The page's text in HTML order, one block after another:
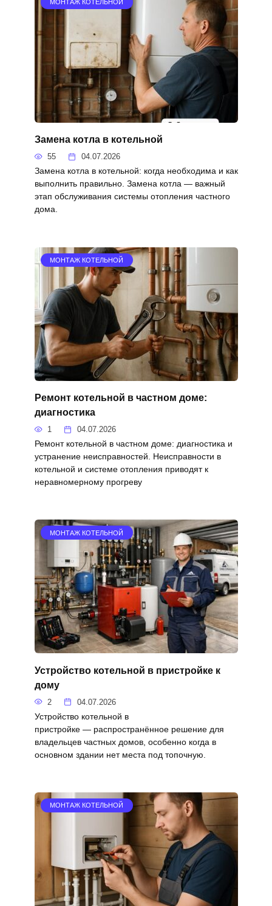
МОНТАЖ КОТЕЛЬНОЙ
Замена котла в котельной
55 04.07.2026
Замена котла в котельной: когда необходима и как
выполнить правильно. Замена котла — важный
этап обслуживания системы отопления частного
дома.
МОНТАЖ КОТЕЛЬНОЙ
Ремонт котельной в частном доме:
диагностика
1 04.07.2026
Ремонт котельной в частном доме: диагностика и
устранение неисправностей. Неисправности в
котельной и системе отопления приводят к
неравномерному прогреву
МОНТАЖ КОТЕЛЬНОЙ
Устройство котельной в пристройке к
дому
2 04.07.2026
Устройство котельной в
пристройке — распространённое решение для
владельцев частных домов, особенно когда в
основном здании нет места под топочную.
МОНТАЖ КОТЕЛЬНОЙ